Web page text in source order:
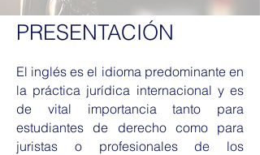
PRESENTACIÓN
El inglés es el idioma predominante en
la práctica jurídica internacional y es
de vital importancia tanto para
estudiantes de derecho como para
juristas o profesionales de los